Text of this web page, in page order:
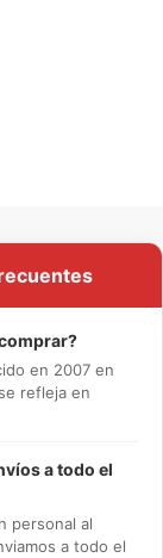
en 2007 en
refleja en
a todo el
personal al
a todo el